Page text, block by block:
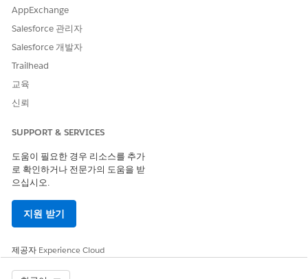
AppExchange
Salesforce 관리자
Salesforce 개발자
Trailhead
교육
신뢰
SUPPORT & SERVICES
도움이 필요한 경우 리소스를 추가
로 확인하거나 전문가의 도움을 받
으십시오.
지원 받기
제공자 Experience Cloud